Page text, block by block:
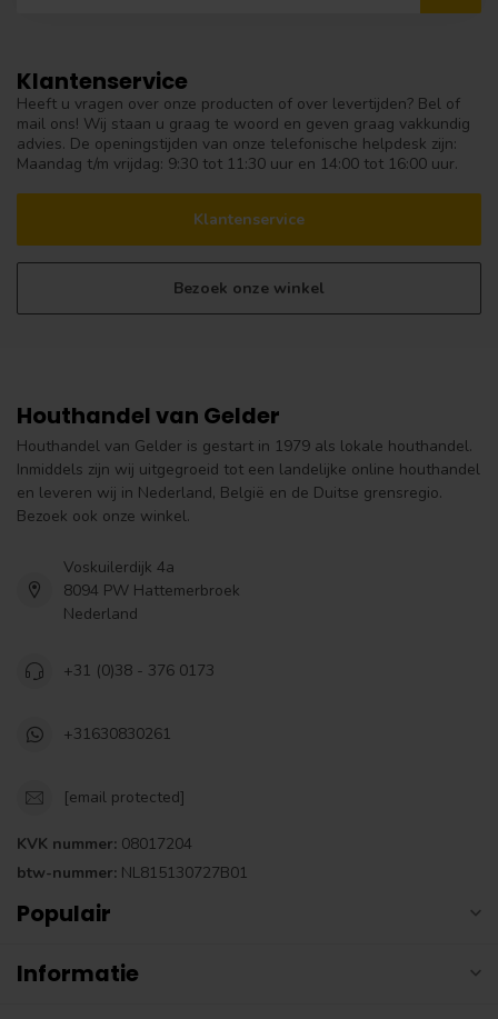
Klantenservice
Heeft u vragen over onze producten of over levertijden? Bel of
mail ons! Wij staan u graag te woord en geven graag vakkundig
advies. De openingstijden van onze telefonische helpdesk zijn:
Maandag t/m vrijdag: 9:30 tot 11:30 uur en 14:00 tot 16:00 uur.
Klantenservice
Bezoek onze winkel
Houthandel van Gelder
Houthandel van Gelder is gestart in 1979 als lokale houthandel.
Inmiddels zijn wij uitgegroeid tot een landelijke online houthandel
en leveren wij in Nederland, België en de Duitse grensregio.
Bezoek ook onze winkel.
Voskuilerdijk 4a
8094 PW Hattemerbroek
Nederland
+31 (0)38 - 376 0173
+31630830261
[email protected]
KVK nummer: 08017204
btw-nummer: NL815130727B01
Populair
Informatie